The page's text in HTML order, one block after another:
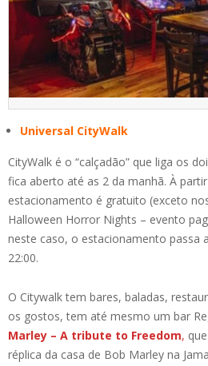
Universal CityWalk
CityWalk é o “calçadão” que liga os
fica aberto até as 2 da manhã. À
estacionamento é gratuito (exceto
Halloween Horror Nights – evento
neste caso, o estacionamento passa
22:00.
O Citywalk tem bares, baladas,
os gostos, tem até mesmo um bar
Marley – A tribute to Freedom,
réplica da casa de Bob Marley na